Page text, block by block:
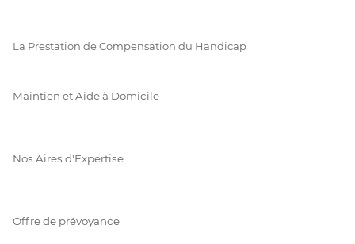
La Prestation de Compensation du Handicap
Maintien et Aide à Domicile
Nos Aires d'Expertise
Offre de prévoyance